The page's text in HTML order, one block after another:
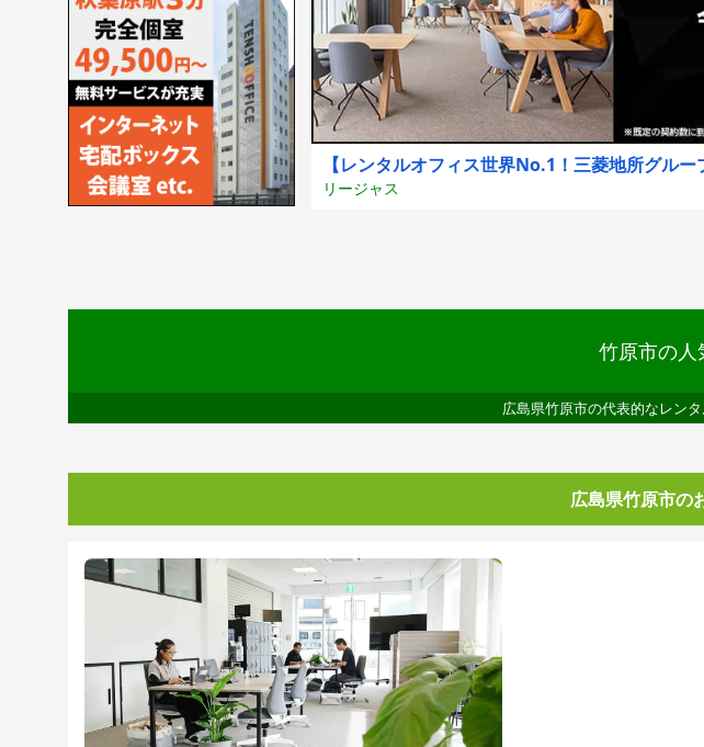
【レンタルオフィス世界No.1！三菱地所グル
リージャス
竹原市の人
広島県竹原市の代表的なレン
広島県竹原市の